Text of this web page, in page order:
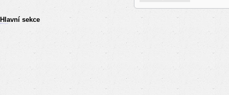
Hlavní sekce